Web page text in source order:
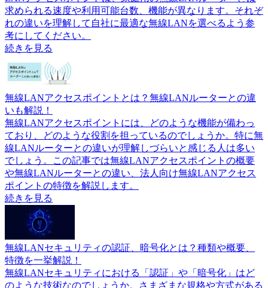
求められる速度や利用可能台数、機能が異なります。それぞ
れの違いを理解して自社に最適な無線LANを選べるよう参
考にしてください。
続きを見る
無線LANアクセスポイントとは？無線LANルーターとの違
いも解説！
無線LANアクセスポイントには、どのような機能が備わっ
ており、どのような役割を担っているのでしょうか。特に無
線LANルーターとの違いが理解しづらいと感じる人は多い
でしょう。この記事では無線LANアクセスポイントの概要
や無線LANルーターとの違い、法人向け無線LANアクセス
ポイントの特徴を解説します。
続きを見る
無線LANセキュリティの認証、暗号化とは？種類や概要、
特徴を一挙解説！
無線LANセキュリティにおける「認証」や「暗号化」はど
のような技術なのでしょうか。さまざまな規格や方式がある